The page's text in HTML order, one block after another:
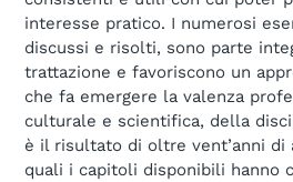
interesse pratico. I numerosi
discussi e risolti, sono parte
trattazione e favoriscono un
che fa emergere la valenza
culturale e scientifica, della
è il risultato di oltre vent’anni
quali i capitoli disponibili hanno